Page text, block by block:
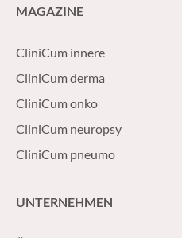
MAGAZINE
CliniCum innere
CliniCum derma
CliniCum onko
CliniCum neuropsy
CliniCum pneumo
UNTERNEHMEN